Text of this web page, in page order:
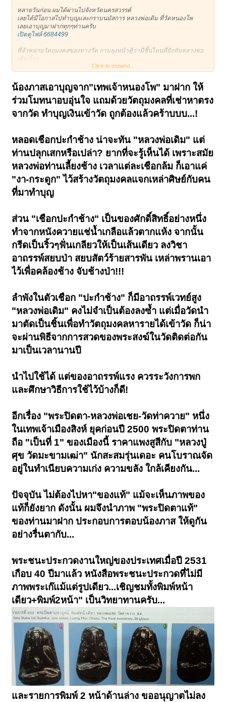
หลายวันก่อน ผมได้ผ่านไปจังหวัดนครสวรรค์
เลยได้มีโอกาสไปทำบุญและกราบนมัสการ หลวงพ่อเดิม ที่วัดหนองโพ
เลยเอาบุญมาฝากทุกๆท่านครับ
เปิดดูไฟล์ 6684499
ที่จำหน่ายวัตถุมงคลของทางวัด ถามลุงหน้าตู้ว่ามีชิ้นไหนที่ยังทันหลวงพ่อ
เดิมบ้าง
ลุงแนะนำว่า มีเชือกปะกำปิดทอง ใส่หลอดตะกรุด ทันหลวงพ่อเดิมแน่นอน
เปิดดูไฟล์ 6684500
ผมเลยจัดไป 1 หลอด ตามกำลังทรัพย์ที่มีตอนนั้นครับ 55
ในหลอดที่ใส่เชือกปะกำ ผมแกะออกดูเห็นเป็นเทียนหอมๆปิดหัวท้ายหลอด
ตะกรุดด้วยครับ(ไม่อ่อนนิ่มเหมือนสีผึ้ง) ส่วนเรื่องทันไม่ทันอีกเรื่องนะครับ
เปิดดูไฟล์ 6684501
ก็คงเป็นพระปิดตา หลวงพ่อเชย วัดท่าควาย
เคยถามเพื่อนคนจังหวัดนี้ว่ามีไหม ขอสักองค์
เพื่อนเล่าให้ฟังว่า คนแถวบ้านแขวนพระปิดตาวัดนี้
ถูกยิvเข้าที่หน้าผาก ลูกปืนยิงไม่เข้าแต่แฉลบออก ถากผมหายไป(ไม่มีแผล)
หลายปีผ่านไปจนบัดนี้บริเวณที่โดนถากไปเส้นผมยังไม่ขึ้นเลย
ส่วนเรื่องขอพระ ไม่ต้องพูดถึงเพื่อนว่า ปู่ตู พ่อตู ยังไม่มีเลยสักองค์
Click to expand...
น้องภาสเอาบุญจาก"เทพเจ้าหนองโพ" มาฝาก ให้
ร่วมโมทนาอบอุ่นใจ แถมด้วยวัตถุมงคลที่เช่าหาตรง
จากวัด ทำบุญเงินเข้าวัด ถูกต้องแล้วคร้าบบบ...!
หลอดเชือกปะกำช้าง น่าจะทัน "หลวงพ่อเดิม" แต่
ท่านปลุกเสกหรือเปล่า? ยากที่จะรู้เห็นได้ เพราะสมัย
หลวงพ่อท่านเลี้ยงช้าง เวลาแต่ละเชือกล้ม ก็เอาแค่
"งา-กระดูก" ไว้สร้างวัตถุมงคลแจกเหล่าศิษย์กับคน
ที่มาทำบุญ
ส่วน "เชือกปะกำช้าง" เป็นของศักดิ์สิทธิ์อย่างหนึ่ง
ทำจากหนังควายแช่น้ำเกลือแล้วตากแห้ง จากนั้น
กรีดเป็นริ้วๆฟั่นเกลียวให้เป็นเส้นเดียว ลงวิชา
อาถรรพ์สยบป่า สยบสัตว์ร้ายสารพัน เหล่าพรานเอา
ไว้เพื่อคล้องช้าง จับช้างป่า!!!
ลำพังในตัวเชือก "ปะกำช้าง" ก็มีอาถรรพ์เวทย์สูง
"หลวงพ่อเดิม" คงไม่จำเป็นต้องลงซ้ำ แต่เมื่อวัดนำ
มาตัดเป็นชิ้นเพื่อทำวัตถุมงคลหารายได้เข้าวัด ก็น่า
จะผ่านพิธีจากการสวดของพระสงฆ์ในวัดติดต่อกัน
มาเป็นเวลานานปี
นำไปใช้ได้ แต่ของอาถรรพ์แรง ควรระวังการพก
และศึกษาวิธีการใช้ไว้บ้างก็ดี!
อีกเรื่อง "พระปิดตา-หลวงพ่อเชย-วัดท่าควาย" หนึ่ง
ในเทพเจ้าเมืองสิงห์ ยุคก่อนปี 2500 พระปิดตาท่าน
ถือ "เป็นที่ 1" ของเมืองนี้ ราคาแพงสูสีกับ "หลวงปู่
ศุข วัดมะขามเฒ่า" นักสะสมรุ่นเดอะ คนโบราณจัด
อยู่ในทำเนียบความเก่ง ความขลัง ใกล้เคียงกัน...
ปัจจุบัน ไม่ต้องไปหา"ของแท้" แม้จะเห็นภาพของ
แท้ก็ยังยาก ดังนั้น ผมจึงนำภาพ "พระปิดตาแท้"
ของท่านมาฝาก ประกอบการตอบน้องภาส ให้ดูกัน
อย่างรื่นตากับ...
พระชนะประกวดงานใหญ่ของประเทศเมื่อปี 2531
เกือบ 40 ปีมาแล้ว หนังสือพระชนะประกวดที่ไม่มี
ภาพพระเก๊แม้แต่รูปเดียว...เชิญชมทั้งพิมพ์หน้า
เดียว+พิมพ์2หน้า" เป็นวิทยาทานครับ...
และรายการพิมพ์ 2 หน้าด้านล่าง ขออนุญาตไม่ลง